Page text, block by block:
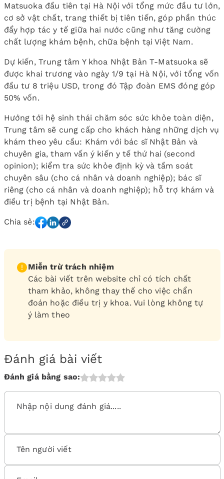
Matsuoka đầu tiên tại Hà Nội với tổng mức đầu tư lớn,
cơ sở vật chất, trang thiết bị tiên tiến, góp phần thúc
đẩy hợp tác y tế giữa hai nước cũng như tăng cường
chất lượng khám bệnh, chữa bệnh tại Việt Nam.
Dự kiến, Trung tâm Y khoa Nhật Bản T-Matsuoka sẽ
được khai trương vào ngày 1/9 tại Hà Nội, với tổng vốn
đầu tư 8 triệu USD, trong đó Tập đoàn EMS đóng góp
50% vốn.
Hướng tới hệ sinh thái chăm sóc sức khỏe toàn diện,
Trung tâm sẽ cung cấp cho khách hàng những dịch vụ
khám theo yêu cầu: Khám với bác sĩ Nhật Bản và
chuyên gia, tham vấn ý kiến y tế thứ hai (second
opinion); kiểm tra sức khỏe định kỳ và tầm soát
chuyên sâu (cho cá nhân và doanh nghiệp); bác sĩ
riêng (cho cá nhân và doanh nghiệp); hỗ trợ khám và
điều trị bệnh tại Nhật Bản.
Chia sẻ:
Miễn trừ trách nhiệm
Các bài viết trên website chỉ có tích chất
tham khảo, không thay thế cho việc chẩn
đoán hoặc điều trị y khoa. Vui lòng không tự
ý làm theo
Đánh giá bài viết
Đánh giá bằng sao: